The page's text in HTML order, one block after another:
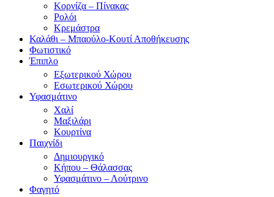
Κορνίζα – Πίνακας
Ρολόι
Κρεμάστρα
Καλάθι – Μπαούλο-Κουτί Αποθήκευσης
Φωτιστικό
Έπιπλο
Εξωτερικού Χώρου
Εσωτερικού Χώρου
Υφασμάτινο
Χαλί
Μαξιλάρι
Κουρτίνα
Παιχνίδι
Δημιουργικό
Κήπου – Θάλασσας
Υφασμάτινο – Λούτρινο
Φαγητό